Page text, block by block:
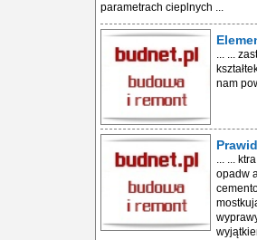
parametrach cieplnych ...
... ...
nam
... ...
opadw